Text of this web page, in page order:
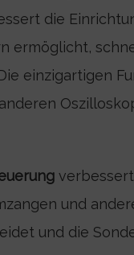
die
ermöglicht,
einzigartigen
und
und die